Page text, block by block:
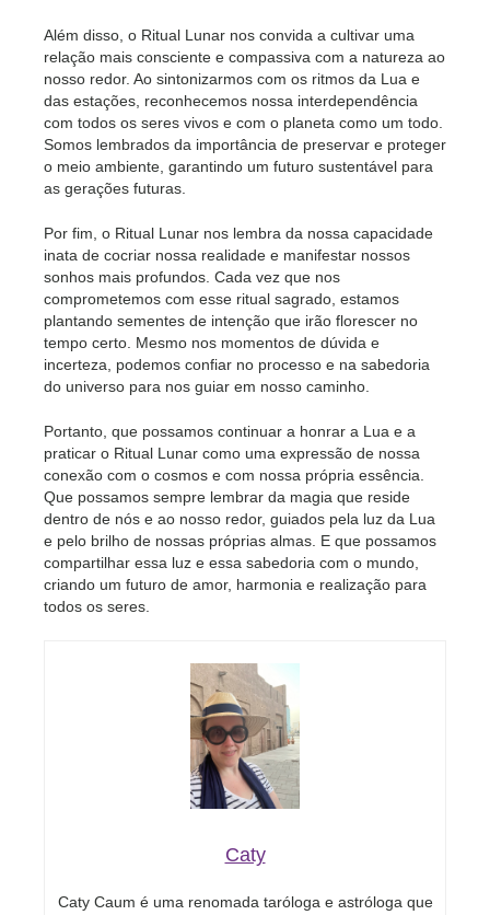
Além disso, o Ritual Lunar nos convida a cultivar uma
relação mais consciente e compassiva com a natureza ao
nosso redor. Ao sintonizarmos com os ritmos da Lua e
das estações, reconhecemos nossa interdependência
com todos os seres vivos e com o planeta como um todo.
Somos lembrados da importância de preservar e proteger
o meio ambiente, garantindo um futuro sustentável para
as gerações futuras.
Por fim, o Ritual Lunar nos lembra da nossa capacidade
inata de cocriar nossa realidade e manifestar nossos
sonhos mais profundos. Cada vez que nos
comprometemos com esse ritual sagrado, estamos
plantando sementes de intenção que irão florescer no
tempo certo. Mesmo nos momentos de dúvida e
incerteza, podemos confiar no processo e na sabedoria
do universo para nos guiar em nosso caminho.
Portanto, que possamos continuar a honrar a Lua e a
praticar o Ritual Lunar como uma expressão de nossa
conexão com o cosmos e com nossa própria essência.
Que possamos sempre lembrar da magia que reside
dentro de nós e ao nosso redor, guiados pela luz da Lua
e pelo brilho de nossas próprias almas. E que possamos
compartilhar essa luz e essa sabedoria com o mundo,
criando um futuro de amor, harmonia e realização para
todos os seres.
Caty
Caty Caum é uma renomada taróloga e astróloga que